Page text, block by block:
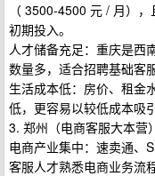
（ 3500-4500 元 / 月）
初期投入。
人才储备充足：重庆是西
数量多，适合招聘基础客
生活成本低：房价、租金
低，更容易以较低成本吸
3. 郑州（电商客服大本营）
电商产业集中：速卖通、
客服人才熟悉电商业务流